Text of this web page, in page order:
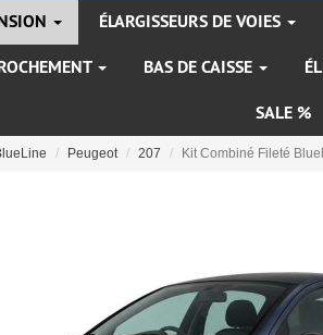
ÉLARGISSEURS DE VOIES
BAS DE CAISSE
SALE %
Peugeot 207 Kit Combiné Fileté